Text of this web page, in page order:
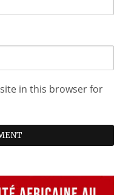
in this browser for